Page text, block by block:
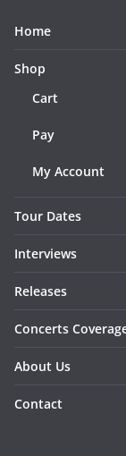
Home
Shop
Cart
Pay
My Account
Tour Dates
Interviews
Releases
Concerts
About Us
Contact